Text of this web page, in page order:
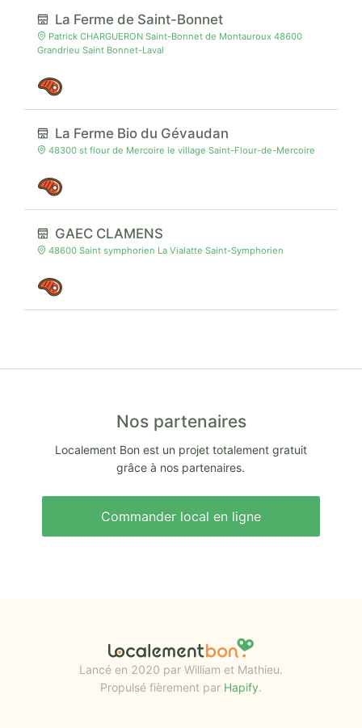
La Ferme de Saint-Bonnet
Patrick CHARGUERON Saint-Bonnet de Montauroux 48600
Grandrieu Saint Bonnet-Laval
La Ferme Bio du Gévaudan
48300 st flour de Mercoire le village Saint-Flour-de-Mercoire
GAEC CLAMENS
48600 Saint symphorien La Vialatte Saint-Symphorien
Nos partenaires
Localement Bon est un projet totalement gratuit
grâce à nos partenaires.
Commander local en ligne
Lancé en 2020 par William et Mathieu.
Propulsé fièrement par Hapify.